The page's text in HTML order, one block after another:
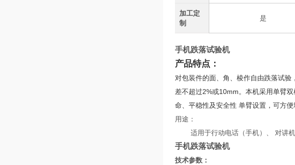
加工定
制
是
手机跌落试验机
产品特点：
对包装件的面、角、棱作自由跌落试
差不超过2%或10mm。本机采用单臂
命、平稳性及安全性 单臂设置，可方
用途：
适用于行动电话（手机）、 对讲机
手机跌落试验机
技术参数：